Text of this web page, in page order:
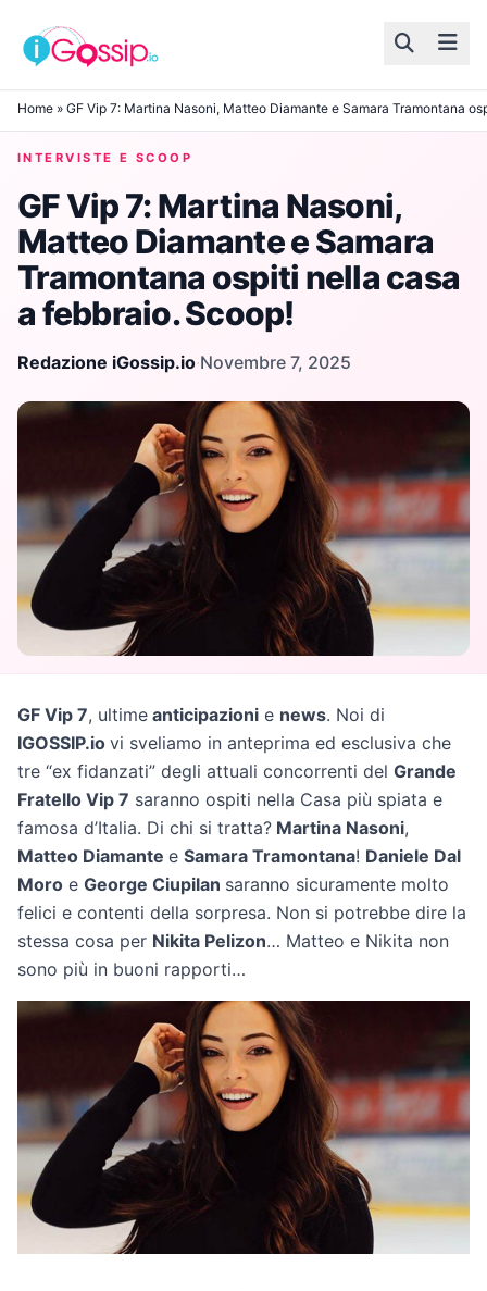
Skip to content
Home » GF Vip 7: Martina Nasoni, Matteo Diamante e Samara Tramontana
INTERVISTE E SCOOP
GF Vip 7: Martina Nasoni,
Matteo Diamante e Samara
Tramontana ospiti nella casa
a febbraio. Scoop!
Redazione iGossip.io·Novembre 7, 2025
GF Vip 7, ultime anticipazioni e news. Noi di
IGOSSIP.io vi sveliamo in anteprima ed esclusiva che
tre “ex fidanzati” degli attuali concorrenti del Grande
Fratello Vip 7 saranno ospiti nella Casa più spiata e
famosa d’Italia. Di chi si tratta? Martina Nasoni,
Matteo Diamante e Samara Tramontana! Daniele Dal
Moro e George Ciupilan saranno sicuramente molto
felici e contenti della sorpresa. Non si potrebbe dire la
stessa cosa per Nikita Pelizon… Matteo e Nikita non
sono più in buoni rapporti…